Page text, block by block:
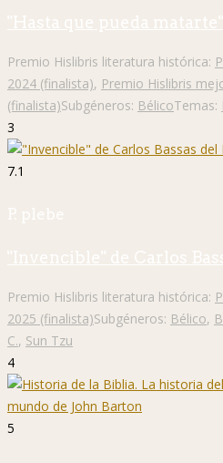
"Hasta que pueda
Premio Hislibris literatura histórica:
2024 (finalista), Premio Hislibris
(finalista)Subgéneros: BélicoTemas:
3
7.1
P. plebe
"Invencible" de Carlos
Premio Hislibris literatura histórica:
2025 (finalista)Subgéneros: Bélico,
C., Sun Tzu
4
5